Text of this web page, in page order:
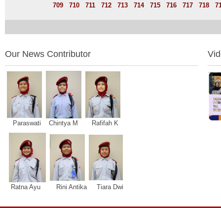
709
710 711 712 713 714 715 716 717 718
Our News Contributor
Paraswati Chintya M Rafifah K
Ratna Ayu Rini Antika Tiara Dwi